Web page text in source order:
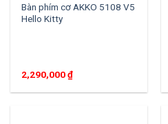
Bàn phím cơ AKKO 5108 V5
Hello Kitty
2,290,000₫